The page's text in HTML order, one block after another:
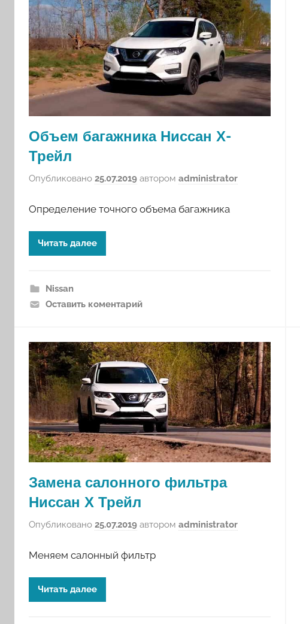
Объем багажника Ниссан Х-
Трейл
Опубликовано 25.07.2019 автором administrator
Определение точного объема багажника
Читать далее
Nissan
Оставить коментарий
Замена салонного фильтра
Ниссан Х Трейл
Опубликовано 25.07.2019 автором administrator
Меняем салонный фильтр
Читать далее